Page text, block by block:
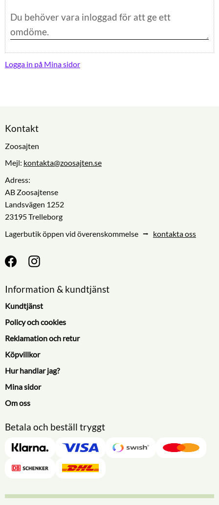
Logga in på Mina sidor
Kontakt
Zoosajten
Mejl: kontakta@zoosajten.se
Adress:
AB Zoosajtense
Landsvägen 1252
23195 Trelleborg
Lagerbutik öppen vid överenskommelse ⭢ kontakta oss
Information & kundtjänst
Kundtjänst
Policy och cookies
Reklamation och retur
Köpvillkor
Hur handlar jag?
Mina sidor
Om oss
Betala och beställ tryggt